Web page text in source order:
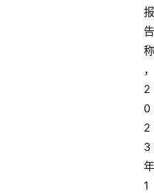
报
告
称
，
2
0
2
3
年
1